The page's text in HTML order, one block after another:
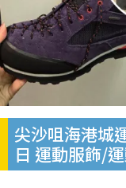
尖沙咀海港城
日 運動服飾/